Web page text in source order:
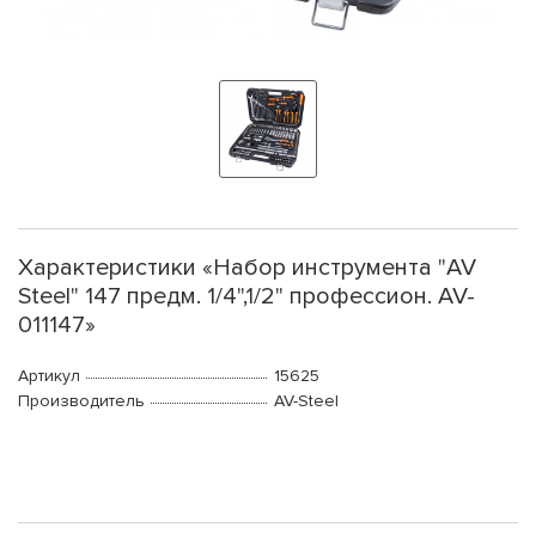
Характеристики «Набор инструмента "AV
Steel" 147 предм. 1/4",1/2" профессион. AV-
011147»
Артикул
15625
Производитель
AV-Steel